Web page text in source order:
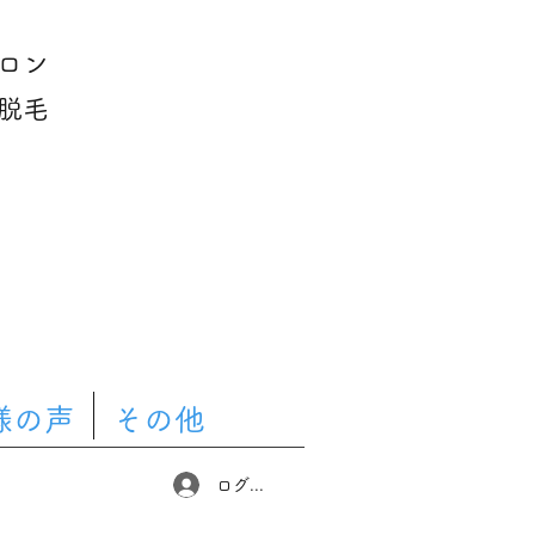
ン
毛
の声 その他
ログイン